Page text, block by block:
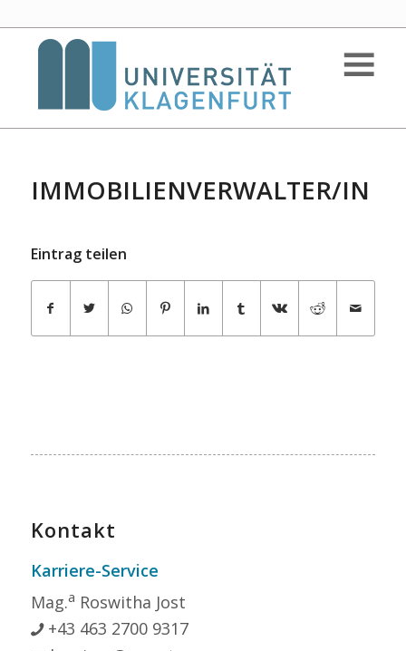
IMMOBILIENVERWALTER/IN
Eintrag teilen
Kontakt
Karriere-Service
Mag.a Roswitha Jost
+43 463 2700 9317